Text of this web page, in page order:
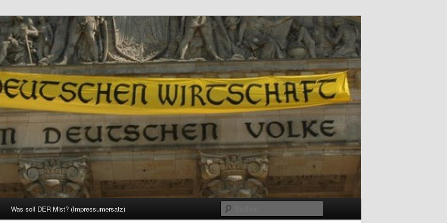
Was soll DER Mist? (Impressumersatz)